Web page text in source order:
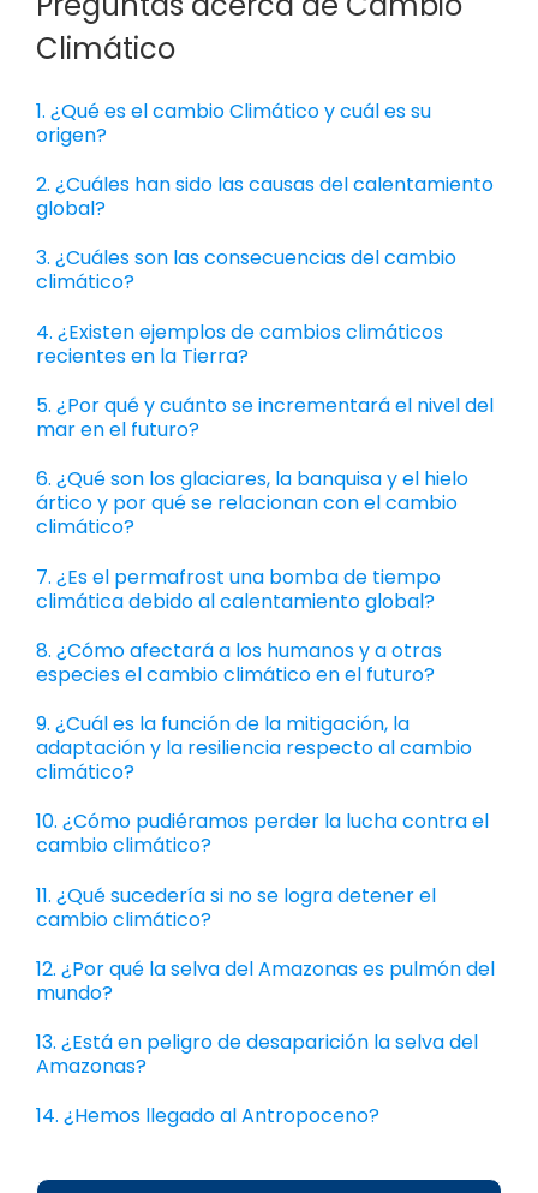
Climático
1. ¿Qué es el cambio Climático y cuál es su
origen?
2. ¿Cuáles han sido las causas del calentamiento
global?
3. ¿Cuáles son las consecuencias del cambio
climático?
4. ¿Existen ejemplos de cambios climáticos
recientes en la Tierra?
5. ¿Por qué y cuánto se incrementará el nivel del
mar en el futuro?
6. ¿Qué son los glaciares, la banquisa y el hielo
ártico y por qué se relacionan con el cambio
climático?
7. ¿Es el permafrost una bomba de tiempo
climática debido al calentamiento global?
8. ¿Cómo afectará a los humanos y a otras
especies el cambio climático en el futuro?
9. ¿Cuál es la función de la mitigación, la
adaptación y la resiliencia respecto al cambio
climático?
10. ¿Cómo pudiéramos perder la lucha contra el
cambio climático?
11. ¿Qué sucedería si no se logra detener el
cambio climático?
12. ¿Por qué la selva del Amazonas es pulmón del
mundo?
13. ¿Está en peligro de desaparición la selva del
Amazonas?
14. ¿Hemos llegado al Antropoceno?